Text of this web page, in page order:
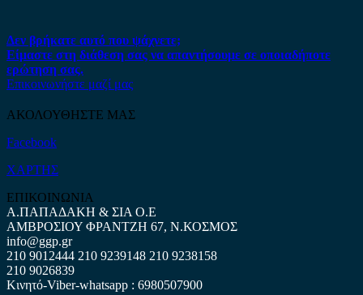
Δεν βρήκατε αυτό που ψάχνετε;
Είμαστε στη διάθεση σας να απαντήσουμε σε οποιαδήποτε
ερώτηση σας.
Επικοινωνήστε μαζί μας
ΑΚΟΛΟΥΘΗΣΤΕ ΜΑΣ
Facebook
ΧΑΡΤΗΣ
ΕΠΙΚΟΙΝΩΝΙΑ
Α.ΠΑΠΑΔΑΚΗ & ΣΙΑ Ο.Ε
ΑΜΒΡΟΣΙΟΥ ΦΡΑΝΤΖΗ 67, Ν.ΚΟΣΜΟΣ
info@ggp.gr
210 9012444 210 9239148 210 9238158
210 9026839
Κινητό-Viber-whatsapp : 6980507900